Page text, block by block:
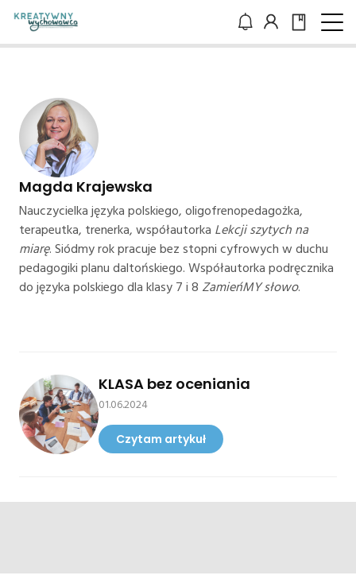
Magda Krajewska
Nauczycielka języka polskiego, oligofrenopedagożka,
terapeutka, trenerka, współautorka Lekcji szytych na
miarę. Siódmy rok pracuje bez stopni cyfrowych w duchu
pedagogiki planu daltońskiego. Współautorka podręcznika
do języka polskiego dla klasy 7 i 8 ZamieńMY słowo.
KLASA bez oceniania
01.06.2024
Czytam artykuł